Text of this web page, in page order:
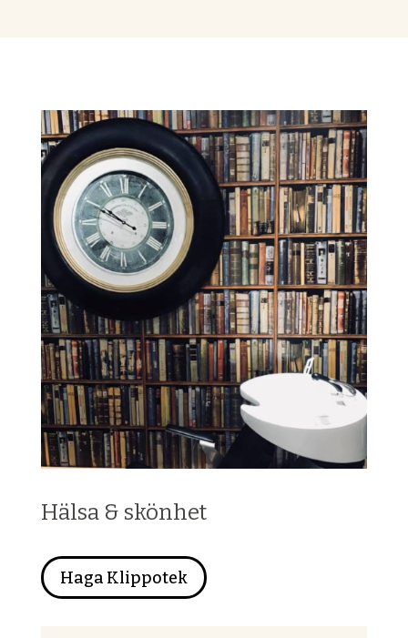
Hälsa & skönhet
Haga Klippotek